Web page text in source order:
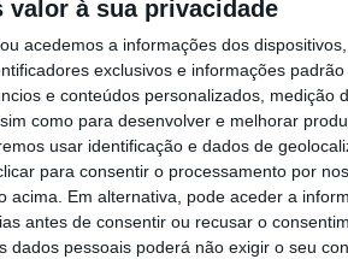
valor à sua privacidade
acedemos a informações dos
exclusivos e informações
e conteúdos personalizados, medição
como para desenvolver e melhorar
usar identificação e dados de
para consentir o processamento por
acima. Em alternativa, pode aceder a
antes de consentir ou recusar o
dados pessoais poderá não exigir o seu